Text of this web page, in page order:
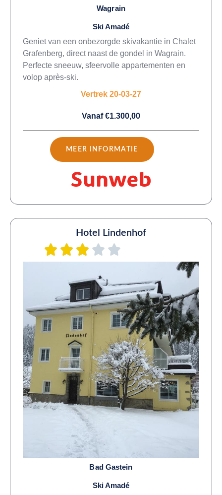
Wagrain
Ski Amadé
Geniet van een onbezorgde skivakantie in Chalet
Grafenberg, direct naast de gondel in Wagrain.
Perfecte sneeuw, sfeervolle appartementen en
volop après-ski.
Vertrek 20-03-27
Vanaf €1.300,00
MEER INFORMATIE
Hotel Lindenhof
Bad Gastein
Ski Amadé